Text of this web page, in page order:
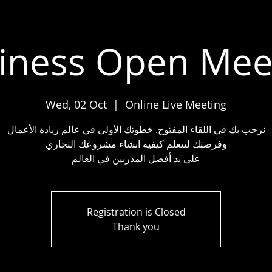
Open
Wed, 02 Oct
  |
Online Live Meeting
نرحب بك في اللقاء المفتوح. خطوتك الأولى في عالم ريادة الأعمال
وفرصتك لتتعلم كيفية انشاء مشروعك التجاري
على يد أفضل المدربين في العالم
Registration is Closed
Thank you